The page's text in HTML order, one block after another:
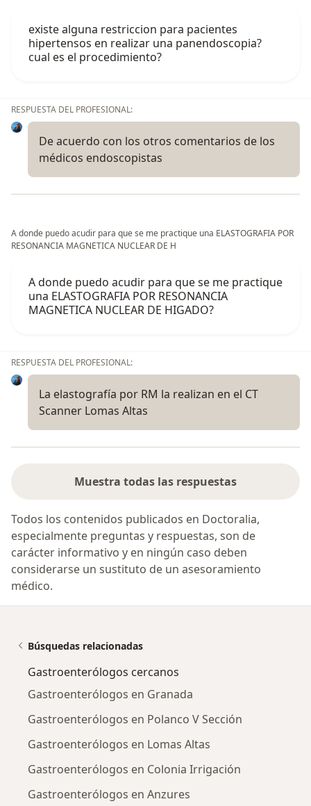
existe alguna restriccion para pacientes
hipertensos en realizar una panendoscopia?
cual es el procedimiento?
RESPUESTA DEL PROFESIONAL:
De acuerdo con los otros comentarios de los
médicos endoscopistas
A donde puedo acudir para que se me practique una ELASTOGRAFIA POR
RESONANCIA MAGNETICA NUCLEAR DE H
A donde puedo acudir para que se me practique
una ELASTOGRAFIA POR RESONANCIA
MAGNETICA NUCLEAR DE HIGADO?
RESPUESTA DEL PROFESIONAL:
La elastografía por RM la realizan en el CT
Scanner Lomas Altas
Muestra todas las respuestas
Todos los contenidos publicados en Doctoralia,
especialmente preguntas y respuestas, son de
carácter informativo y en ningún caso deben
considerarse un sustituto de un asesoramiento
médico.
Búsquedas relacionadas
Gastroenterólogos cercanos
Gastroenterólogos en Granada
Gastroenterólogos en Polanco V Sección
Gastroenterólogos en Lomas Altas
Gastroenterólogos en Colonia Irrigación
Gastroenterólogos en Anzures